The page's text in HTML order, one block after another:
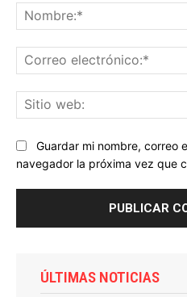
Guardar mi nombre, correo
navegador la próxima vez que
ÚLTIMAS NOTICIAS